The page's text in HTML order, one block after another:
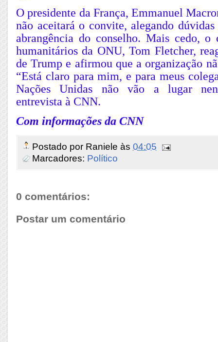
O presidente da França, Emmanuel
não aceitará o convite, alegando
abrangência do conselho. Mais cedo, o
humanitários da ONU, Tom Fletcher,
de Trump e afirmou que a organização
“Está claro para mim, e para meus
Nações Unidas não vão a lugar
entrevista à CNN.
Com informações da CNN
Postado por Raniele às 04:05
Marcadores: Político
0 comentários:
Postar um comentário